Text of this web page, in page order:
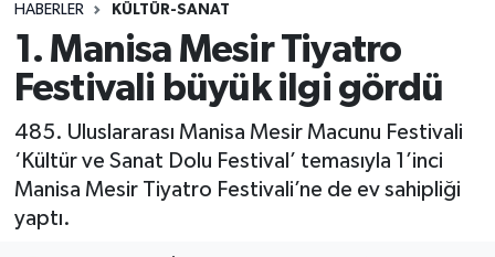
HABERLER KÜLTÜR-SANAT
1. Manisa Mesir Tiyatro
Festivali büyük ilgi gördü
485. Uluslararası Manisa Mesir Macunu Festivali
‘Kültür ve Sanat Dolu Festival’ temasıyla 1’inci
Manisa Mesir Tiyatro Festivali’ne de ev sahipliği
yaptı.